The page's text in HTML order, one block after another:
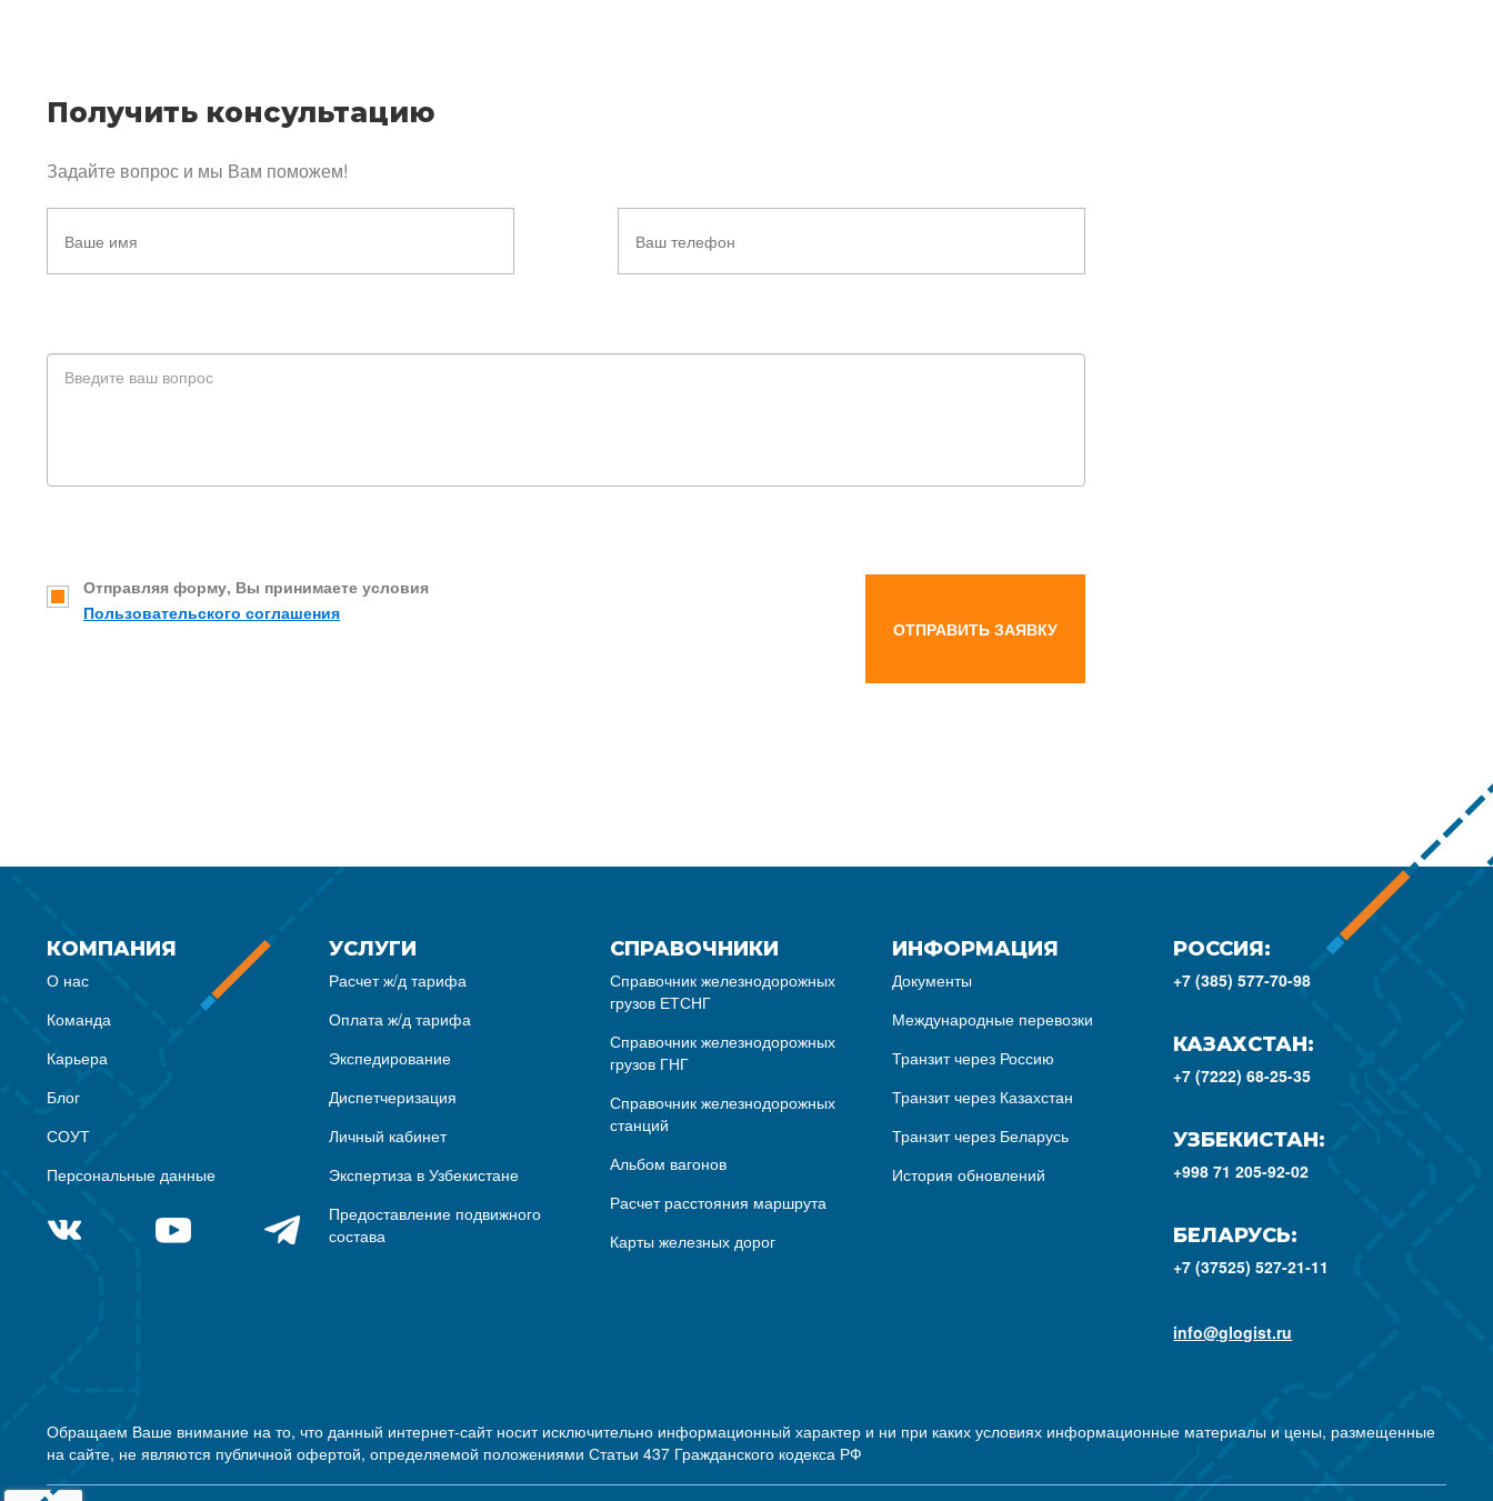
Получить консультацию
Задайте вопрос и мы Вам поможем!
Отправляя форму, Вы принимаете условия
Пользовательского соглашения
ОТПРАВИТЬ ЗАЯВКУ
КОМПАНИЯ
О нас
Команда
Карьера
Блог
СОУТ
Персональные данные
УСЛУГИ
Расчет ж/д тарифа
Оплата ж/д тарифа
Экспедирование
Диспетчеризация
Личный кабинет
Экспертиза в Узбекистане
Предоставление подвижного
состава
СПРАВОЧНИКИ
Справочник железнодорожных
грузов ЕТСНГ
Справочник железнодорожных
грузов ГНГ
Справочник железнодорожных
станций
Альбом вагонов
Расчет расстояния маршрута
Карты железных дорог
ИНФОРМАЦИЯ
Документы
Международные перевозки
Транзит через Россию
Транзит через Казахстан
Транзит через Беларусь
История обновлений
РОССИЯ:
+7 (385) 577-70-98
КАЗАХСТАН:
+7 (7222) 68-25-35
УЗБЕКИСТАН:
+998 71 205-92-02
БЕЛАРУСЬ:
+7 (37525) 527-21-11
info@glogist.ru
Обращаем Ваше внимание на то, что данный интернет-сайт носит исключительно информационный характер и ни при каких условиях информационные материалы и цены, размещенные
на сайте, не являются публичной офертой, определяемой положениями Статьи 437 Гражданского кодекса РФ